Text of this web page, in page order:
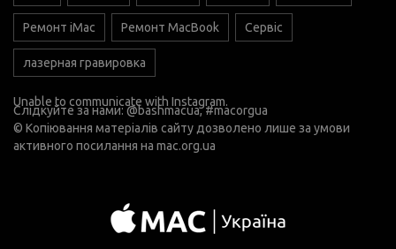
Ремонт iMac Ремонт MacBook Сервіс
лазерная гравировка
Unable to communicate with Instagram.
Слідкуйте за нами:@bashmacua, #macorgua
© Копіювання матеріалів сайту дозволено лише за умови
активного посилання на mac.org.ua